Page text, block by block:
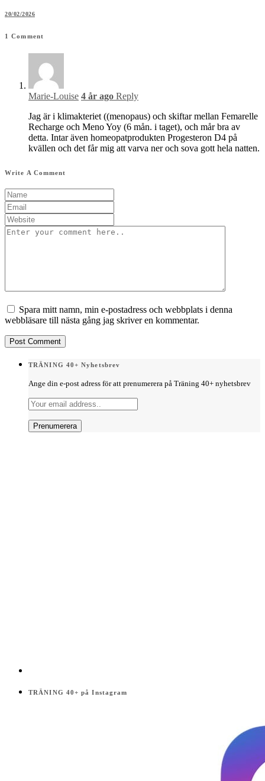
20/02/2026
1 Comment
Marie-Louise 4 år ago Reply
Jag är i klimakteriet ((menopaus) och skiftar mellan Femarelle
Recharge och Meno Yoy (6 mån. i taget), och mår bra av
detta. Intar även homeopatprodukten Progesteron D4 på
kvällen och det får mig att varva ner och sova gott hela natten.
Write A Comment
Spara mitt namn, min e-postadress och webbplats i denna
webbläsare till nästa gång jag skriver en kommentar.
TRÄNING 40+ Nyhetsbrev
Ange din e-post adress för att prenumerera på Träning 40+ nyhetsbrev
TRÄNING 40+ på Instagram